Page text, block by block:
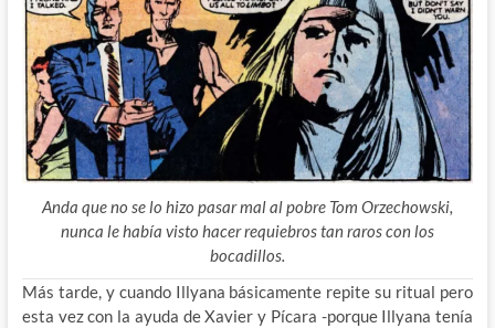
Anda que no se lo hizo pasar mal al pobre Tom Orzechowski,
nunca le había visto hacer requiebros tan raros con los
bocadillos.
Más tarde, y cuando Illyana básicamente repite su ritual pero
esta vez con la ayuda de Xavier y Pícara -porque Illyana tenía